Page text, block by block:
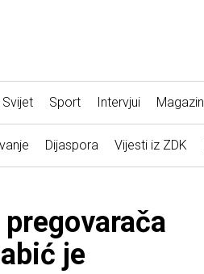
Svijet Sport Intervjui Magazin
Dijaspora Vijesti iz ZDK
je